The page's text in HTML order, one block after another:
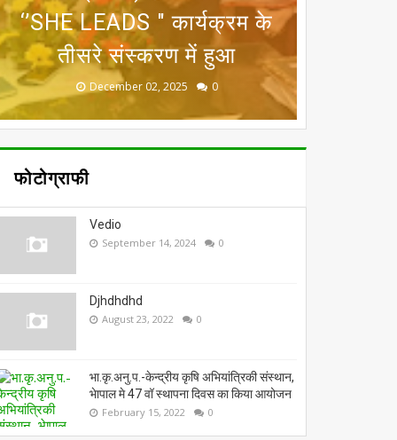
(प्रदर्शनी एवं प्रशिक्षण) का
शुभारंभ
April 11, 2026 0
राष्ट्रीय कृषि मेला वो भी रायसेन
में, 11-13 अप्रैल को
April 04, 2026 0
‘’SHE LEADS " कार्यक्रम के
तीसरे संस्‍करण में हुआ
December 02, 2025 0
उत्कृष्ट कार्य करने पर मिला
राष्ट्रीय सम्मान
November 19, 2025 0
अन्‍तर्गत मास्टर ट्रेनर विकास
प्रशिक्षण कार्यक्रम आयोजित
October 13, 2025 0
फोटोग्राफी
Vedio
September 14, 2024 0
Djhdhdhd
August 23, 2022 0
भा.कृ.अनु.प.-केन्द्रीय कृषि अभियांत्रिकी संस्थान,
भेापाल मे 47 वॉ स्थापना दिवस का किया आयोजन
February 15, 2022 0